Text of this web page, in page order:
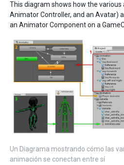
This diagram shows how the various
Animator Controller, and an Avatar)
an Animator Component on a
Un Diagrama mostrando cómo las
animación se conectan entre sí